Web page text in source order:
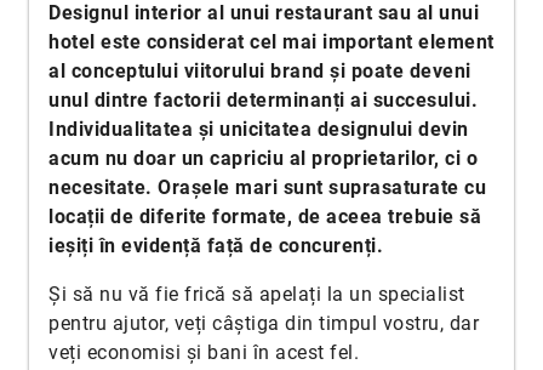
Designul interior al unui restaurant sau al unui
hotel este considerat cel mai important element
al conceptului viitorului brand și poate deveni
unul dintre factorii determinanți ai succesului.
Individualitatea și unicitatea designului devin
acum nu doar un capriciu al proprietarilor, ci o
necesitate. Orașele mari sunt suprasaturate cu
locații de diferite formate, de aceea trebuie să
ieșiți în evidență față de concurenți.
Și să nu vă fie frică să apelați la un specialist
pentru ajutor, veți câștiga din timpul vostru, dar
veți economisi și bani în acest fel.